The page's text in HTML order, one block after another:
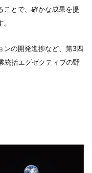
ことで、確かな成果を提
ンの開発進捗など、第3四
統括エグゼクティブの野